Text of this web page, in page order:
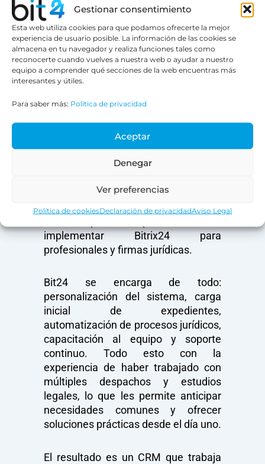
Gestionar consentimiento
Esta web utiliza cookies para que podamos ofrecerte la mejor
experiencia de usuario posible. La información de las cookies se
almacena en tu navegador y realiza funciones tales como
reconocerte cuando vuelves a nuestra web o ayudar a nuestro
equipo a comprender qué secciones de la web encuentras más
interesantes y útiles.
Para saber más: Política de privacidad
Aceptar
Denegar
Ver preferencias
Política de cookiesDeclaración de privacidadAviso Legal
Bitrix24 desde cualquier lugar, o
instalarlo en tus propios servidores si
necesitas un control aún más estricto
sobre los datos.
implementación legal de
Bitrix24
Aunque Bitrix24 es una plataforma
muy completa, su verdadero poder se
aprovecha cuando se configura
necesidades específicas del
despacho. Aquí es donde entra Bit24,
implementar Bitrix24 para
profesionales y firmas jurídicas.
Bit24 se encarga de todo:
personalización del sistema, carga
inicial de expedientes,
automatización de procesos jurídicos,
capacitación al equipo y soporte
continuo. Todo esto con la
experiencia de haber trabajado con
múltiples despachos y estudios
legales, lo que les permite anticipar
necesidades comunes y ofrecer
soluciones prácticas desde el día uno.
El resultado es un CRM que trabaja